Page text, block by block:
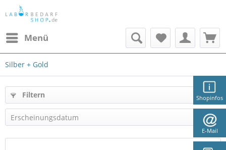
Shopinfos
E-Mail
Menü
Silber + Gold
Filtern